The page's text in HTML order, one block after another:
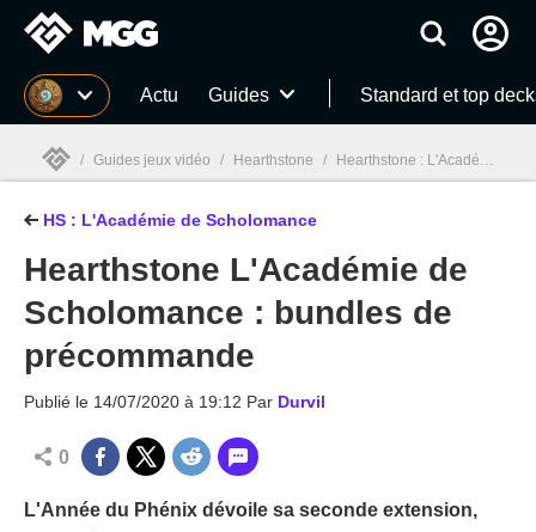
MGG Actu Guides Standard et top
MGG
/ Guides jeux vidéo / Hearthstone / Hearthstone : L'Académie de Scholomance (Scholomance Academy)
HS : L'Académie de Scholomance
Hearthstone L'Académie de
Scholomance : bundles de
précommande
Publié le 14/07/2020 à 19:12 Par Durvil
0
L'Année du Phénix dévoile sa seconde extension,